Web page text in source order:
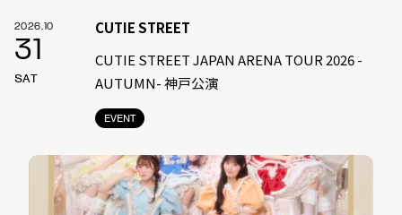
2026.10
31
SAT
EVENT
CUTIE STREET
CUTIE STREET JAPAN ARENA TOUR 2026 -
AUTUMN- 神戸公演